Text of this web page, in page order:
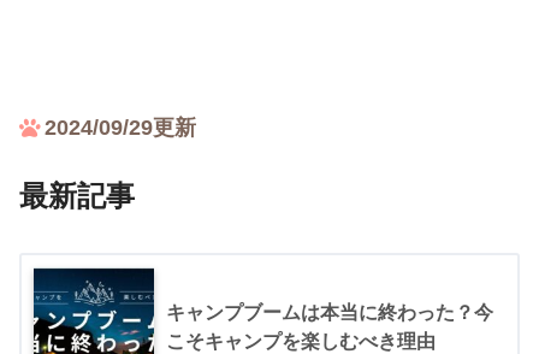
2024/09/29更新
最新記事
キャンプブームは本当に終わった？今
こそキャンプを楽しむべき理由